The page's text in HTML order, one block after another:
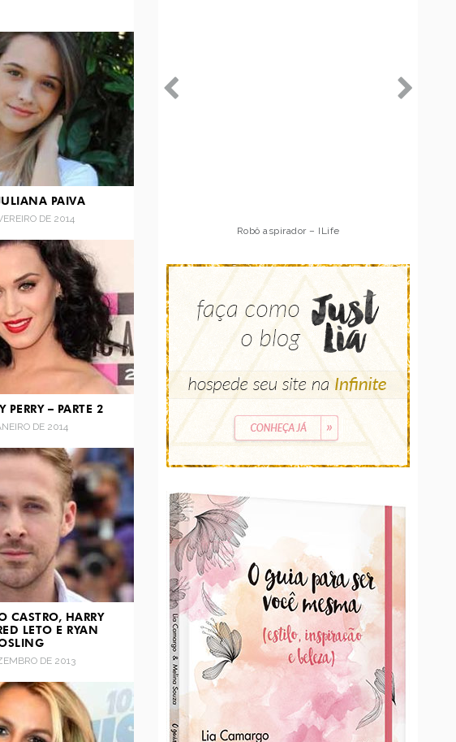
PAIVA
DE 2014
PERRY – PARTE 2
DE 2014
CASTRO, HARRY
LETO E RYAN
DE 2013
Robô aspirador – Multilaser